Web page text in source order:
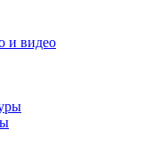
и видео